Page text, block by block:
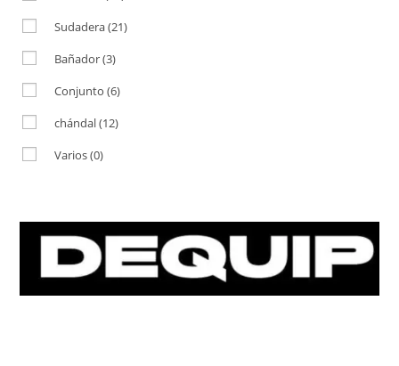
Sudadera(21)
Bañador(3)
Conjunto (6)
chándal(12)
Varios(0)